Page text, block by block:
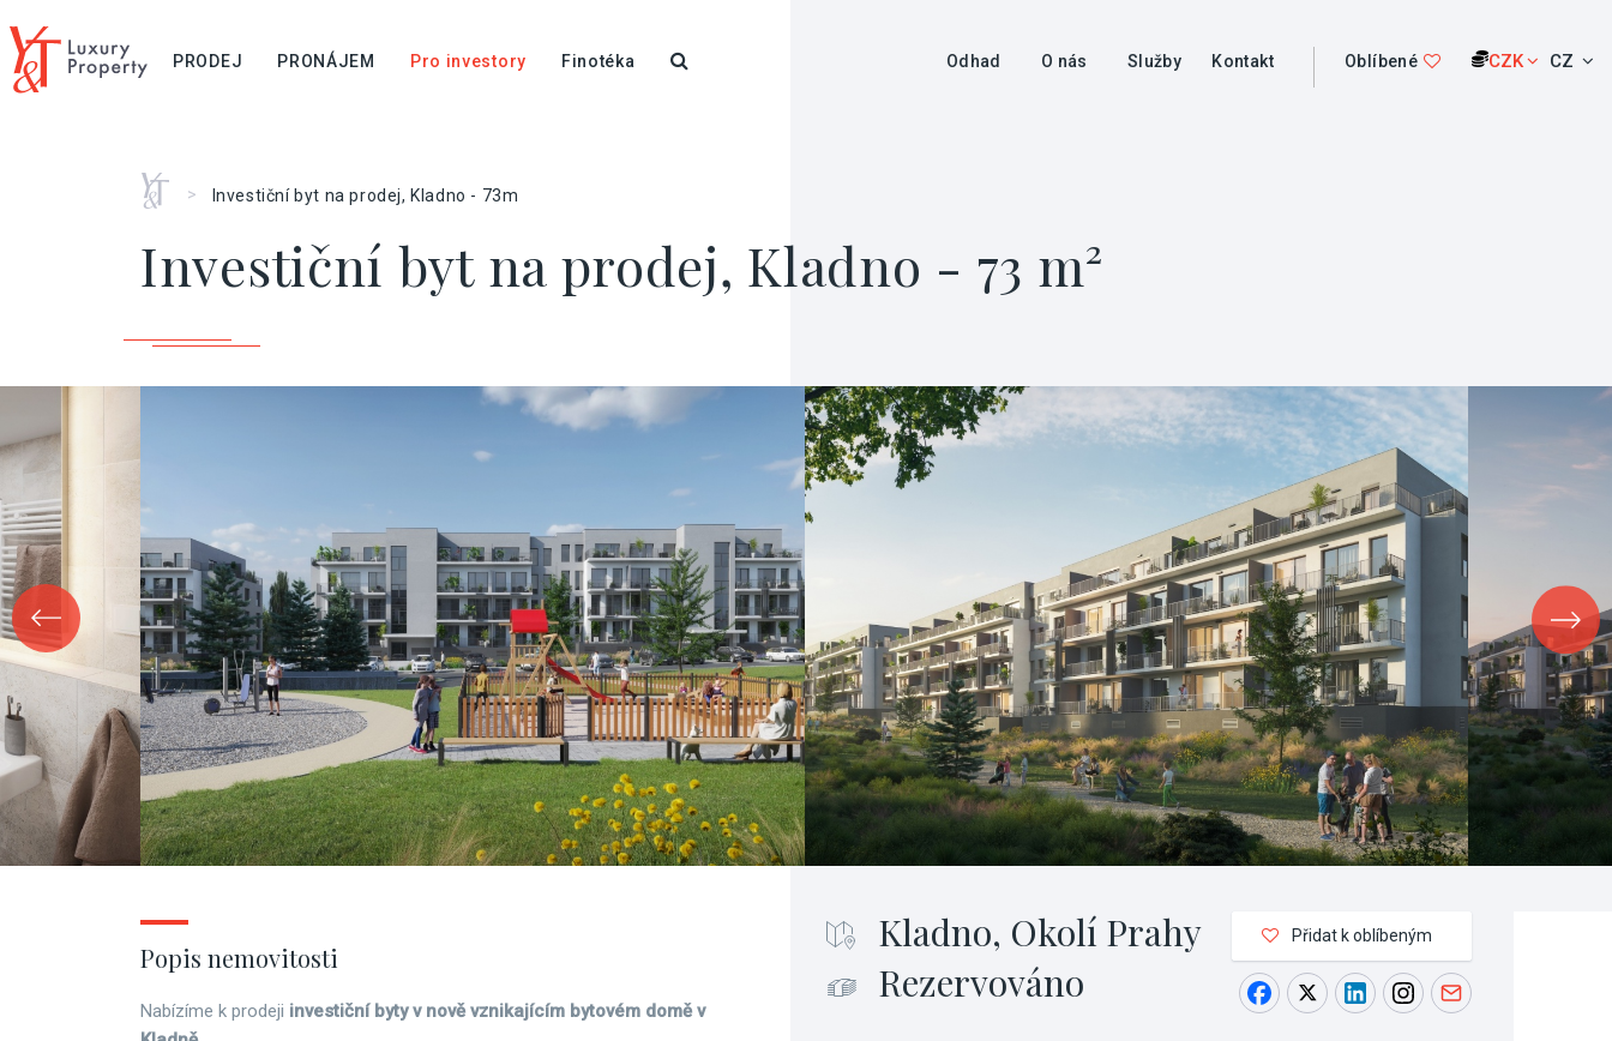
PRODEJ PRONÁJEM Pro investory Finotéka Odhad O nás Služby Kontakt Oblíbené CZK CZ
Home
> Investiční byt na prodej, Kladno - 73m
Investiční byt na prodej, Kladno - 73 m²
Kladno, Okolí Prahy
Rezervováno
Přidat k oblíbeným
Popis nemovitosti
Nabízíme k prodeji investiční byty v nově vznikajícím bytovém domě v